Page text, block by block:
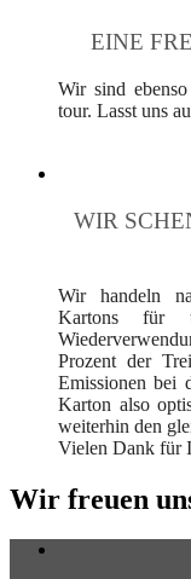
EINE
Wir sind
tour. Lasst uns
WIR
Wir handeln
Kartons für
Prozent der
Emissionen bei
Karton also
weiterhin den
Vielen Dank für
Wir freuen